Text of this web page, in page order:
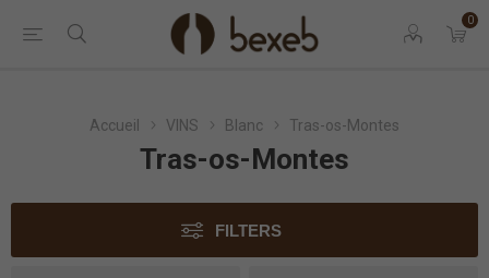
0
Accueil VINS Blanc Tras-os-Montes
Tras-os-Montes
FILTERS